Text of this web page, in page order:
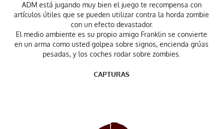
ADM está jugando muy bien el juego te recompensa con
artículos útiles que se pueden utilizar contra la horda zombie
con un efecto devastador.
El medio ambiente es su propio amigo Franklin se convierte
en un arma como usted golpea sobre signos, encienda grúas
pesadas, y los coches rodar sobre zombies.
CAPTURAS